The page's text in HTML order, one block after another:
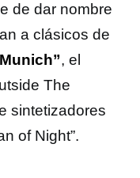
de dar nombre
a clásicos de
, el
The
sintetizadores
of Night”.